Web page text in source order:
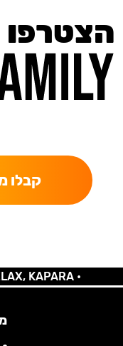
הצטרפו
קבלו
•